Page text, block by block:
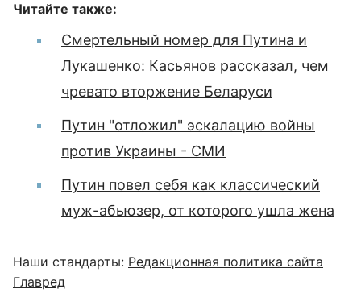
Читайте также:
Смертельный номер для Путина и
Лукашенко: Касьянов рассказал, чем
чревато вторжение Беларуси
Путин "отложил" эскалацию войны
против Украины - СМИ
Путин повел себя как классический
муж-абьюзер, от которого ушла жена
Наши стандарты: Редакционная политика сайта
Главред